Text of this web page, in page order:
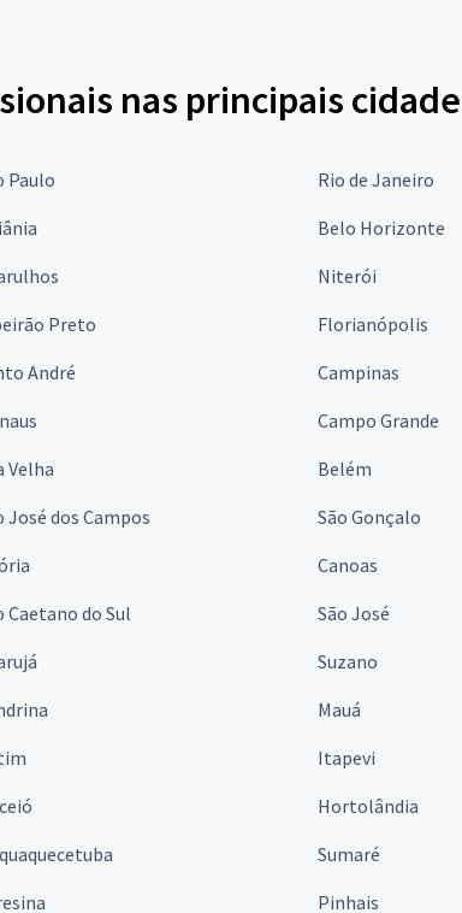
nas principais
Paulo Rio de Janeiro
Belo Horizonte
Niterói
Preto Florianópolis
André Campinas
Campo Grande
Velha Belém
José dos Campos São Gonçalo
Canoas
Caetano do Sul São José
Suzano
Mauá
Itapevi
Hortolândia
Sumaré
Pinhais